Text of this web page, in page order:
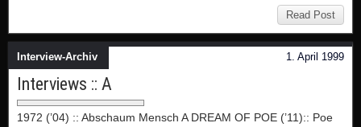
Read Post
1. April 1999
Interview-Archiv
Interviews :: A
1972 (’04) :: Abschaum Mensch A DREAM OF POE (’11):: Poe